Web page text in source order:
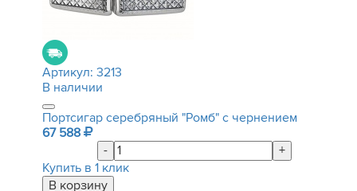
Артикул: 3213
В наличии
Портсигар серебряный "Ромб" с чернением
67 588
-
+
Купить в 1 клик